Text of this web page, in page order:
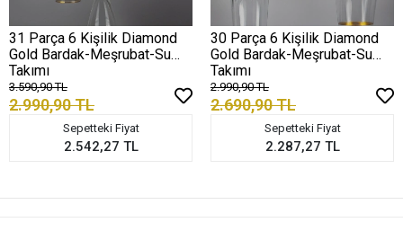
31 Parça 6 Kişilik Diamond
Gold Bardak-Meşrubat-Su
Takımı
3.590,90 TL
2.990,90 TL
Sepetteki Fiyat
2.542,27 TL
30 Parça 6 Kişilik Diamond
Gold Bardak-Meşrubat-Su
Takımı
2.990,90 TL
2.690,90 TL
Sepetteki Fiyat
2.287,27 TL